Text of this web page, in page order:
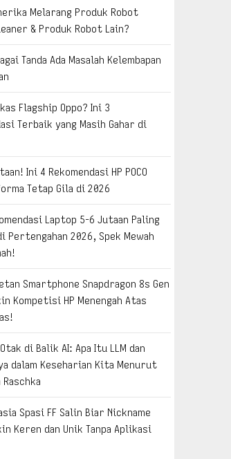
Melarang Produk Robot
& Produk Robot Lain?
Tanda Ada Masalah Kelembapan
Flagship Oppo? Ini 3
Terbaik yang Masih Gahar di
Ini 4 Rekomendasi HP POCO
Tetap Gila di 2026
Laptop 5-6 Jutaan Paling
Pertengahan 2026, Spek Mewah
Smartphone Snapdragon 8s Gen
Kompetisi HP Menengah Atas
di Balik AI: Apa Itu LLM dan
dalam Keseharian Kita Menurut
Spasi FF Salin Biar Nickname
Keren dan Unik Tanpa Aplikasi